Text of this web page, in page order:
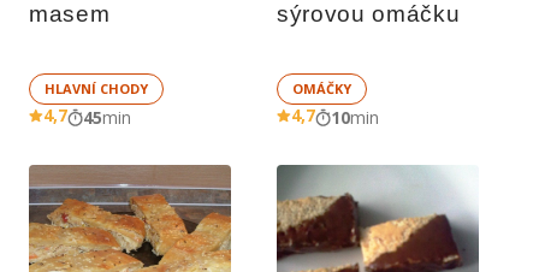
masem
HLAVNÍ CHODY
4,7 45min
sýrovou omáčku
OMÁČKY
4,7 10min